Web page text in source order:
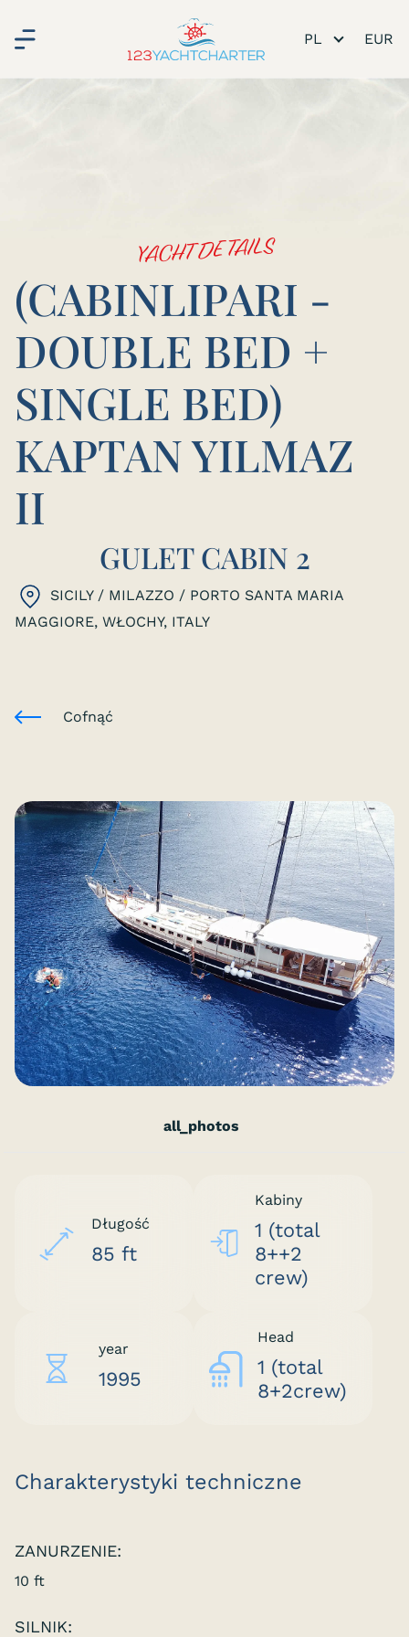
PL
YACHT DETAILS
(CABINLIPARI -
DOUBLE BED +
SINGLE BED)
KAPTAN YILMAZ
II
GULET CABIN 2
SICILY / MILAZZO / PORTO SANTA MARIA
MAGGIORE, WŁOCHY, ITALY
Cofnąć
all_photos
Długość
85 ft
Kabiny
1 (total
8++2
crew)
year
1995
Head
1 (total
8+2crew)
Charakterystyki techniczne
ZANURZENIE:
10 ft
SILNIK: